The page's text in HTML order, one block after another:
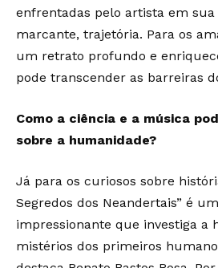
enfrentadas pelo artista em
marcante, trajetória. Para os
um retrato profundo e
pode transcender as barreiras
Como a ciência e a música
sobre a humanidade?
Já para os curiosos sobre
Segredos dos Neandertais” é
impressionante que investiga a
mistérios dos primeiros